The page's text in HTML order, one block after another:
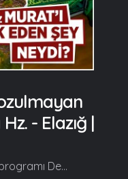
- Elazığ |
MyMecra'nın eğlenceli gezi programı Deyince'nin yeni durağı doğunun incisi, kadim medeniyetler kenti, gakkoşların harman olduğu Elazığ nam-ı diğer El Aziz oluyor. Deyince, yeni bölümünde tarihi güzellikleri ve medeniyetiyle herkesi hayran bırakan Kapalı Çarşı, Çamyatağı Köyü, Harput Şefik Gül Kültür Evi, Arap Baba Türbesi, Harput Cam Seyir Terası, Harput Kalesi, Harput Konuk Evi, Ahmet Tevfik Ozan Fuar ve Kongre Merkezi, Haymeana Kadın Kooperatifi, Keban Çırçır Şelalesi Alabalık Tesisleri ve Harput Musiki Müzesi'nin en özel yanlarını izleyiciyle buluşturuyor... Devamı videoda... Gelin, Beraber Yürüyelim...